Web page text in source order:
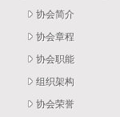
协会简介
协会章程
协会职能
组织架构
协会荣誉